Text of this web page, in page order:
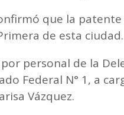
que la
de esta ciudad.
personal de la
Federal N° 1, a
Vázquez.